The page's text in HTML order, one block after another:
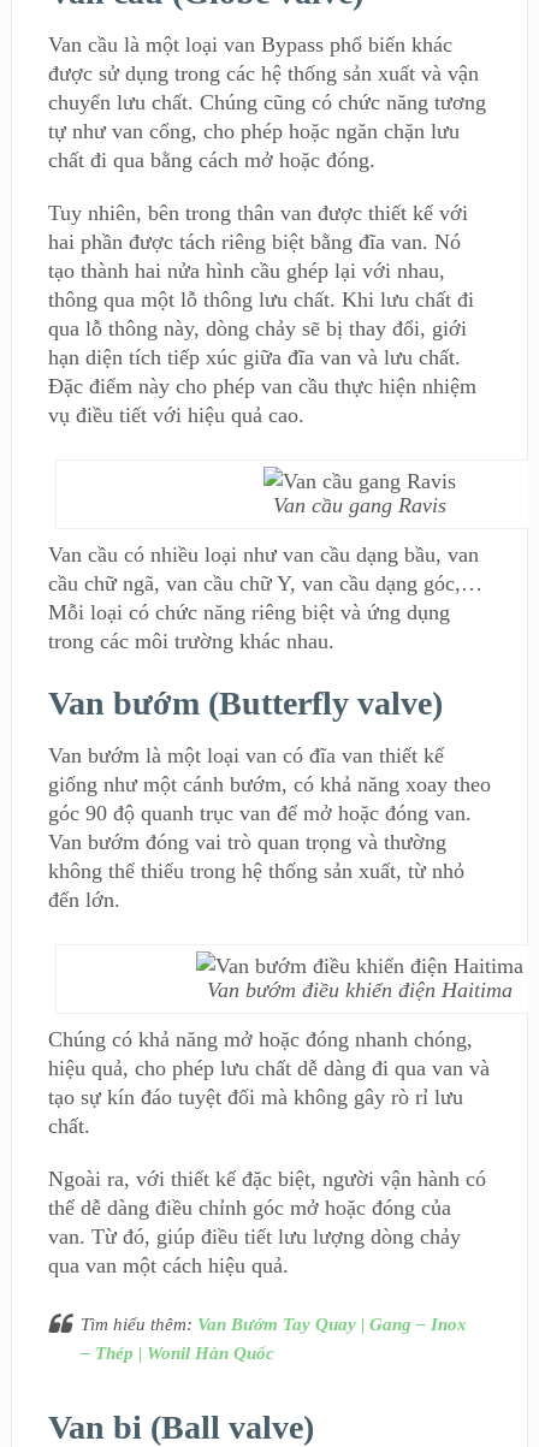
Van cầu là một loại van Bypass phổ biến khác
được sử dụng trong các hệ thống sản xuất và vận
chuyển lưu chất. Chúng cũng có chức năng tương
tự như van cổng, cho phép hoặc ngăn chặn lưu
chất đi qua bằng cách mở hoặc đóng.
Tuy nhiên, bên trong thân van được thiết kế với
hai phần được tách riêng biệt bằng đĩa van. Nó
tạo thành hai nửa hình cầu ghép lại với nhau,
thông qua một lỗ thông lưu chất. Khi lưu chất đi
qua lỗ thông này, dòng chảy sẽ bị thay đổi, giới
hạn diện tích tiếp xúc giữa đĩa van và lưu chất.
Đặc điểm này cho phép van cầu thực hiện nhiệm
vụ điều tiết với hiệu quả cao.
Van cầu gang Ravis
Van cầu có nhiều loại như van cầu dạng bầu, van
cầu chữ ngã, van cầu chữ Y, van cầu dạng góc,…
Mỗi loại có chức năng riêng biệt và ứng dụng
trong các môi trường khác nhau.
Van bướm (Butterfly valve)
Van bướm là một loại van có đĩa van thiết kế
giống như một cánh bướm, có khả năng xoay theo
góc 90 độ quanh trục van để mở hoặc đóng van.
Van bướm đóng vai trò quan trọng và thường
không thể thiếu trong hệ thống sản xuất, từ nhỏ
đến lớn.
Van bướm điều khiển điện Haitima
Chúng có khả năng mở hoặc đóng nhanh chóng,
hiệu quả, cho phép lưu chất dễ dàng đi qua van và
tạo sự kín đáo tuyệt đối mà không gây rò rỉ lưu
chất.
Ngoài ra, với thiết kế đặc biệt, người vận hành có
thể dễ dàng điều chỉnh góc mở hoặc đóng của
van. Từ đó, giúp điều tiết lưu lượng dòng chảy
qua van một cách hiệu quả.
Tìm hiểu thêm: Van Bướm Tay Quay | Gang – Inox
– Thép | Wonil Hàn Quốc
Van bi (Ball valve)